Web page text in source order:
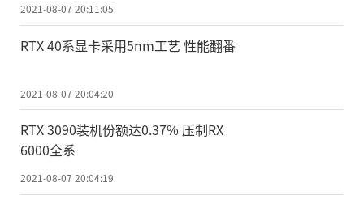
2021-08-07 20:11:05
RTX 40系显卡采用5nm工艺 性能翻番
2021-08-07 20:04:20
RTX 3090装机份额达0.37% 压制RX
6000全系
2021-08-07 20:04:19